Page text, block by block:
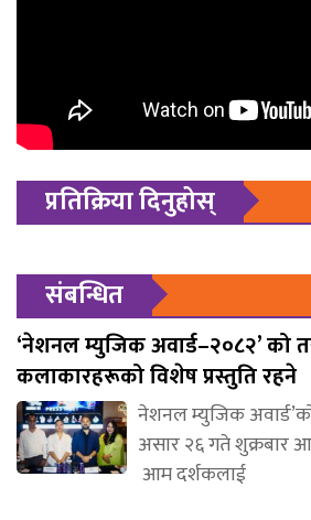
प्रतिक्रिया दिनुहोस्
संबन्धित
‘नेशनल म्युजिक अवार्ड–२०८२’ को
कलाकारहरूको विशेष प्रस्तुति रहने
नेशनल म्युजिक
असार २६ गते शुक्रबार
आम दर्शकलाई